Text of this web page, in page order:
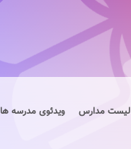
لیست مدارس ویدئوی مدرسه ها